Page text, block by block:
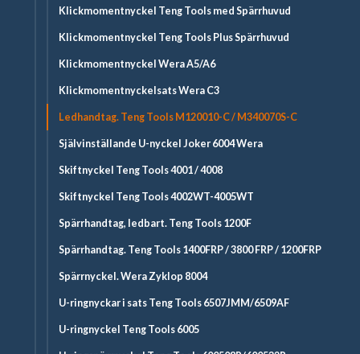
Klickmomentnyckel Teng Tools med Spärrhuvud
Klickmomentnyckel Teng Tools Plus Spärrhuvud
Klickmomentnyckel Wera A5/A6
Klickmomentnyckelsats Wera C3
Ledhandtag. Teng Tools M120010-C / M340070S-C
Självinställande U-nyckel Joker 6004 Wera
Skiftnyckel Teng Tools 4001 / 4008
Skiftnyckel Teng Tools 4002WT-4005WT
Spärrhandtag, ledbart. Teng Tools 1200F
Spärrhandtag. Teng Tools 1400FRP / 3800 FRP / 1200FRP
Spärrnyckel. Wera Zyklop 8004
U-ringnyckar i sats Teng Tools 6507JMM/6509AF
U-ringnyckel Teng Tools 6005